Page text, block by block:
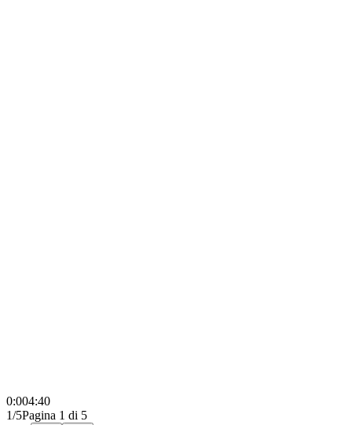
0:004:40
1/5Pagina 1 di 5